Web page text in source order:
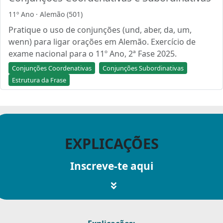
11º Ano · Alemão (501)
Pratique o uso de conjunções (und, aber, da, um,
wenn) para ligar orações em Alemão. Exercício de
exame nacional para o 11º Ano, 2ª Fase 2025.
Conjunções Coordenativas
Conjunções Subordinativas
Estrutura da Frase
EXPLICAÇÕES
Inscreve-te aqui